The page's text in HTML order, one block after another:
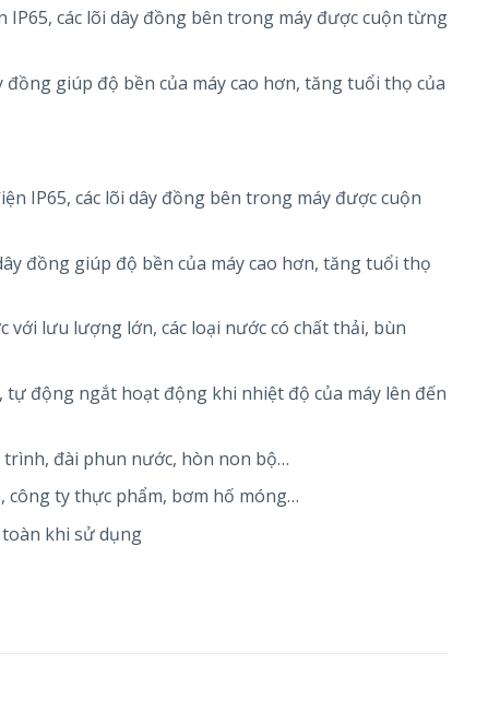
IP65, các lõi dây đồng bên trong máy được cuộn từng
giúp độ bền của máy cao hơn, tăng tuổi thọ của
IP65, các lõi dây đồng bên trong máy được cuộn
đồng giúp độ bền của máy cao hơn, tăng tuổi thọ
lưu lượng lớn, các loại nước có chất thải, bùn
tự động ngắt hoạt động khi nhiệt độ của máy lên đến
đài phun nước, hòn non bộ…
công ty thực phẩm, bơm hố móng…
khi sử dụng